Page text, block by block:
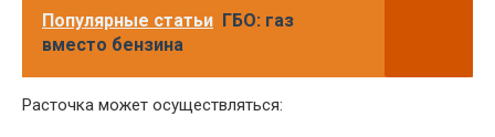
Популярные статьи ГБО: газ
вместо бензина
Расточка может осуществляться: